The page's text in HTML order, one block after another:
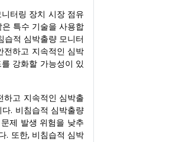
터링 장치 시장 점유
특수 기술을 사용합
습적 심박출량 모니터
전하고 지속적인 심박
강화할 가능성이 있
하고 지속적인 심박출
. 비침습적 심박출량
제 발생 위험을 낮추
. 또한, 비침습적 심박